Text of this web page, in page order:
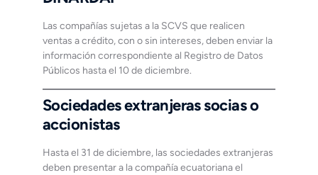
Las compañías sujetas a la SCVS que realicen
ventas a crédito, con o sin intereses, deben enviar la
información correspondiente al Registro de Datos
Públicos hasta el 10 de diciembre.
Sociedades extranjeras socias o
accionistas
Hasta el 31 de diciembre, las sociedades extranjeras
deben presentar a la compañía ecuatoriana el